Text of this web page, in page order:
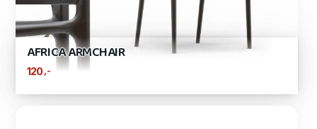
AFRICA ARMCHAIR
120 ,-